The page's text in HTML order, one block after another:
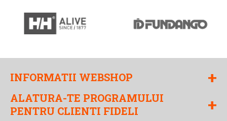
INFORMATII WEBSHOP +
ALATURA-TE PROGRAMULUI
PENTRU CLIENTI FIDELI
+